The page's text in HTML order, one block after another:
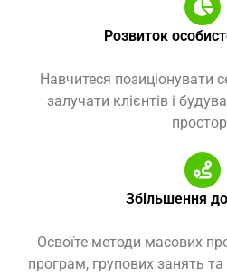
Розвиток
Навчитеся позиціонувати
залучати клієнтів і
Збільшення
Освоїте методи масових
програм, групових занять та